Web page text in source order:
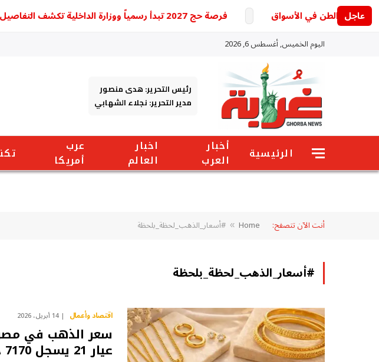
عاجل فرصة حج 2027 تبدأ رسمياً ووزارة الداخلية تكشف التفاصيل
اليوم الخميس, أغسطس 6, 2026
رئيس التحرير: هدى منصور
مدير التحرير: نجلاء الشهابي
الرئيسية
أخبار
العرب
اخبار
العالم
عرب
أمريكا
أنت الآن تتصفح: Home
» #أسعار_الذهب_لحظة_بلحظة
#أسعار_الذهب_لحظة_بلحظة
اقتصاد وأعمال 14 أبريل، 2026
عيار 21 يسجل 7170 جنيه ويشعل التوقعات